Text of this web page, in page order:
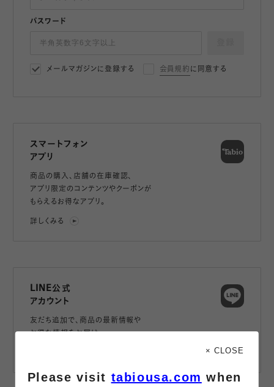
パスワード
メールマガジンに登録する 会員規約 に同意する
スマートフォン
アプリ
商品の購入、店舗の在庫確認、
アプリ限定のコンテンツやクーポンが
もらえるお得なアプリ。
詳しくみる
LINE公式
アカウント
友だち追加で、 商品の最新情報や
お得な情報をお届け。
× CLOSE
Please visit tabiousa.com when